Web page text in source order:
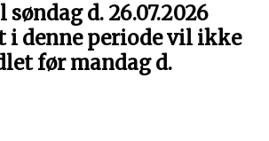
søndag d. 26.07.2026
i denne periode vil ikke
før mandag d.